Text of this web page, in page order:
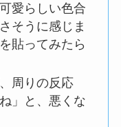
愛らしい色合
そうに感じま
貼ってみたら
周りの反応
」と、悪くな